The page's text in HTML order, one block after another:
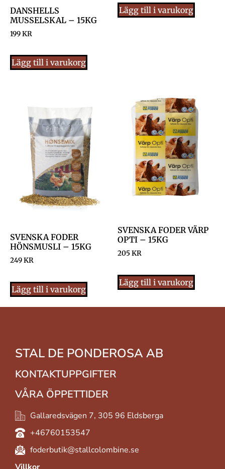
DANSHELLS
MUSSELSKAL – 15KG
199KR
Lägg till i varukorg
Lägg till i varukorg
SVENSKA FODER
HÖNSMUSLI – 15KG
249KR
Lägg till i varukorg
SVENSKA FODER VÄRP
OPTI – 15KG
205KR
Lägg till i varukorg
STAL DE PONDEROSA AB
KONTAKTUPPGIFTER
VÅRA ÖPPETTIDER
Gallaredsvägen 7, 305 96 Eldsberga
+46760153547
foderbutik@stallcolombine.se